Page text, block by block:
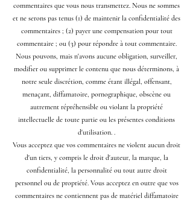
commentaires que vous nous transmettez. Nous ne sommes
et ne serons pas tenus (1) de maintenir la confidentialité des
commentaires ; (2) payer une compensation pour tout
commentaire ; ou (3) pour répondre à tout commentaire.
Nous pouvons, mais n'avons aucune obligation, surveiller,
modifier ou supprimer le contenu que nous déterminons, à
notre seule discrétion, comme étant illégal, offensant,
menaçant, diffamatoire, pornographique, obscène ou
autrement répréhensible ou violant la propriété
intellectuelle de toute partie ou les présentes conditions
d'utilisation. .
Vous acceptez que vos commentaires ne violent aucun droit
d'un tiers, y compris le droit d'auteur, la marque, la
confidentialité, la personnalité ou tout autre droit
personnel ou de propriété. Vous acceptez en outre que vos
commentaires ne contiennent pas de matériel diffamatoire